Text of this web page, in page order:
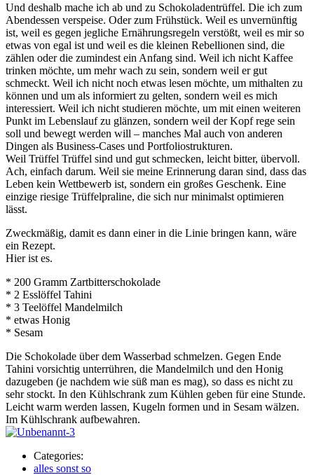
Und deshalb mache ich ab und zu Schokoladentrüffel. Die ich zum
Abendessen verspeise. Oder zum Frühstück. Weil es unvernünftig
ist, weil es gegen jegliche Ernährungsregeln verstößt, weil es mir so
etwas von egal ist und weil es die kleinen Rebellionen sind, die
zählen oder die zumindest ein Anfang sind. Weil ich nicht Kaffee
trinken möchte, um mehr wach zu sein, sondern weil er gut
schmeckt. Weil ich nicht noch etwas lesen möchte, um mithalten zu
können und um als informiert zu gelten, sondern weil es mich
interessiert. Weil ich nicht studieren möchte, um mit einen weiteren
Punkt im Lebenslauf zu glänzen, sondern weil der Kopf rege sein
soll und bewegt werden will – manches Mal auch von anderen
Dingen als Business-Cases und Portfoliostrukturen.
Weil Trüffel Trüffel sind und gut schmecken, leicht bitter, übervoll.
Ach, einfach darum. Weil sie meine Erinnerung daran sind, dass das
Leben kein Wettbewerb ist, sondern ein großes Geschenk. Eine
einzige riesige Trüffelpraline, die sich nur minimalst optimieren
lässt.
Zweckmäßig, damit es dann einer in die Linie bringen kann, wäre
ein Rezept.
Hier ist es.
* 200 Gramm Zartbitterschokolade
* 2 Esslöffel Tahini
* 3 Teelöffel Mandelmilch
* etwas Honig
* Sesam
Die Schokolade über dem Wasserbad schmelzen. Gegen Ende
Tahini vorsichtig unterrühren, die Mandelmilch und den Honig
dazugeben (je nachdem wie süß man es mag), so dass es nicht zu
sehr stockt. In den Kühlschrank zum Kühlen geben für eine Stunde.
Leicht warm werden lassen, Kugeln formen und in Sesam wälzen.
Im Kühlschrank aufbewahren.
Categories:
alles sonst so